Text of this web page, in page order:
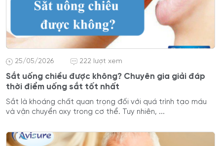
25/05/2026 222 lượt xem
Sắt uống chiều được không? Chuyên gia giải đáp
thời điểm uống sắt tốt nhất
Sắt là khoáng chất quan trọng đối với quá trình tạo máu
và vận chuyển oxy trong cơ thể. Tuy nhiên, ...